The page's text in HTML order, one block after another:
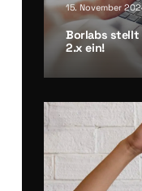
15. November
Borlabs stellt
2.x ein!